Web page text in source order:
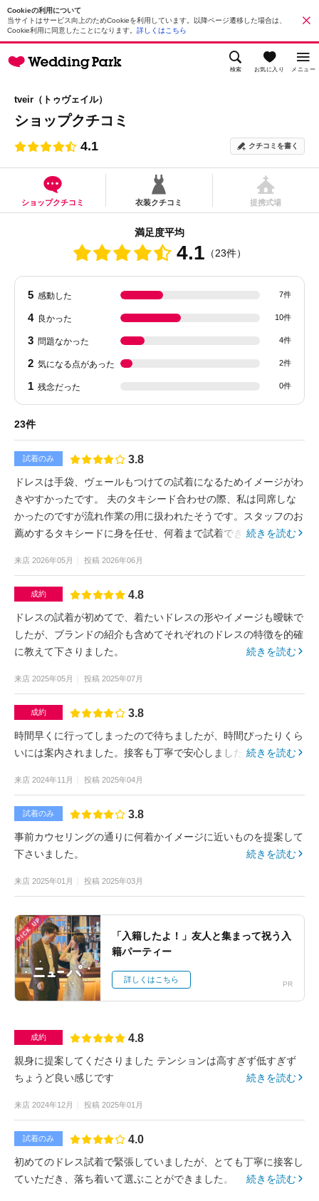
Cookieの利用について
当サイトはサービス向上のためCookieを利用しています。以降ページ遷移した場合は、
Cookie利用に同意したことになります。 詳しくはこちら
検索 お気に入り メニュー
tveir（トゥヴェイル）
ショップクチコミ
4.1 クチコミを書く
ショップクチコミ 衣装クチコミ 提携式場
満足度平均
4.1 （23件）
5 感動した 7件
4 良かった 10件
3 問題なかった 4件
2 気になる点があった 2件
1 残念だった 0件
23件
試着のみ 3.8
ドレスは手袋、ヴェールもつけての試着になるためイメージがわ
きやすかったです。 夫のタキシード合わせの際、私は同席しな
かったのですが流れ作業の用に扱われたそうです。スタッフのお
薦めするタキシードに身を任せ、何着まで試着できるか教えても
た。決め切れず悩んでいたところ他の試着日は提案なく、その場
で決めるような圧が凄かったとのことでした。
続きを読む
来店 2026年05月 投稿 2026年06月
成約 4.8
ドレスの試着が初めてで、着たいドレスの形やイメージも曖昧で
したが、ブランドの紹介も含めてそれぞれのドレスの特徴を的確
に教えて下さりました。
続きを読む
来店 2025年05月 投稿 2025年07月
成約 3.8
時間早くに行ってしまったので待ちましたが、時間ぴったりくら
いには案内されました。接客も丁寧で安心しました。続きを読む
来店 2024年11月 投稿 2025年04月
試着のみ 3.8
事前カウセリングの通りに何着かイメージに近いものを提案して
下さいました。
続きを読む
来店 2025年01月 投稿 2025年03月
PICK UP
PR
「入籍したよ！」友人と集まって祝う入
籍パーティー
詳しくはこちら
成約 4.8
親身に提案してくださりました テンションは高すぎず低すぎず
ちょうど良い感じです
続きを読む
来店 2024年12月 投稿 2025年01月
試着のみ 4.0
初めてのドレス試着で緊張していましたが、とても丁寧に接客し
ていただき、落ち着いて選ぶことができました。
続きを読む